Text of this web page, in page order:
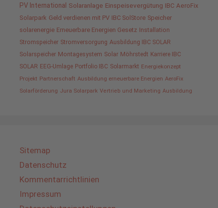
PV International Solaranlage Einspeisevergütung IBC AeroFix
Solarpark Geld verdienen mit PV IBC SolStore Speicher
solarenergie Erneuerbare Energien Gesetz Installation
Stromspeicher Stromversorgung Ausbildung IBC SOLAR
Solarspeicher Montagesystem Solar Möhrstedt Karriere IBC
SOLAR EEG-Umlage Portfolio IBC Solarmarkt Energiekonzept
Projekt Partnerschaft Ausbildung erneuerbare Energien AeroFix
Solarförderung Jura Solarpark Vertrieb und Marketing Ausbildung
Sitemap
Datenschutz
Kommentarrichtlinien
Impressum